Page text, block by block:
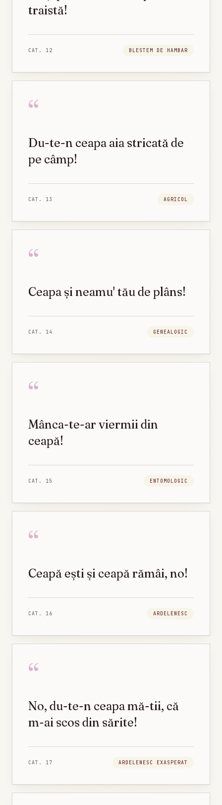
traistă!
CAT. 12 BLESTEM DE HAMBAR
“
Du-te-n ceapa aia stricată de
pe câmp!
CAT. 13 AGRICOL
“
Ceapa și neamu' tău de plâns!
CAT. 14 GENEALOGIC
“
Mânca-te-ar viermii din
ceapă!
CAT. 15 ENTOMOLOGIC
“
Ceapă ești și ceapă rămâi, no!
CAT. 16 ARDELENESC
“
No, du-te-n ceapa mă-tii, că
m-ai scos din sărite!
CAT. 17 ARDELENESC EXASPERAT